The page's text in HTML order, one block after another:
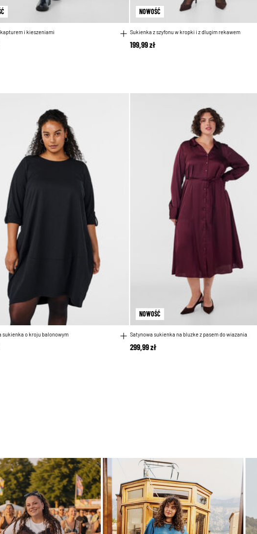
i kieszeniami
NOWOŚĆ
Sukienka z szyfonu w kropki i z dlugim rekawem
199,99 zł
sukienka o kroju balonowym
NOWOŚĆ
Satynowa sukienka na bluzke z pasem do wiazania
299,99 zł